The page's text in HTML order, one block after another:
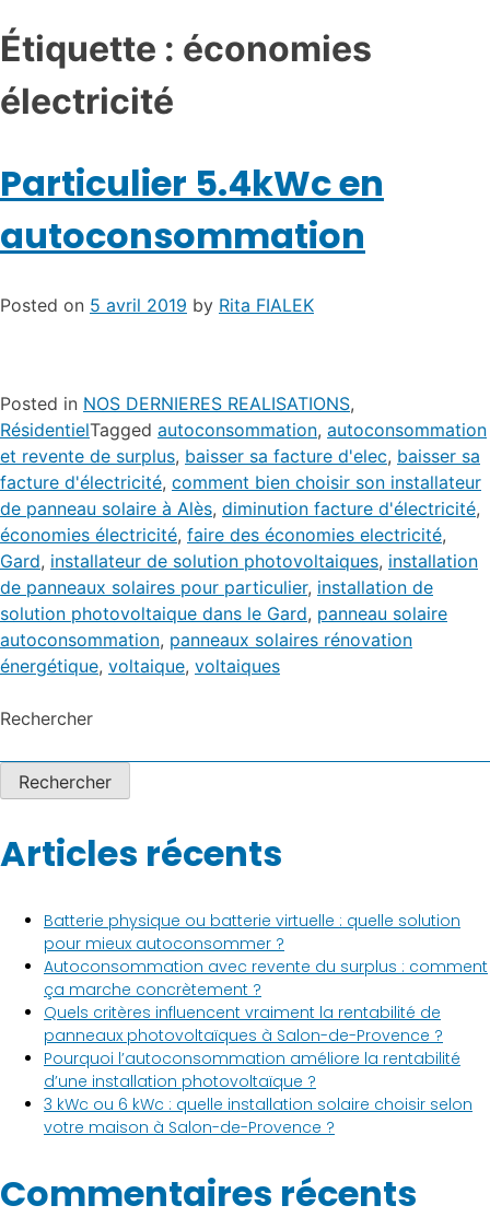
Étiquette : économies
électricité
Particulier 5.4kWc en
autoconsommation
Posted on 5 avril 2019 by Rita FIALEK
Posted in NOS DERNIERES REALISATIONS,
RésidentielTagged autoconsommation, autoconsommation
et revente de surplus, baisser sa facture d'elec, baisser sa
facture d'électricité, comment bien choisir son installateur
de panneau solaire à Alès, diminution facture d'électricité,
économies électricité, faire des économies electricité,
Gard, installateur de solution photovoltaiques, installation
de panneaux solaires pour particulier, installation de
solution photovoltaique dans le Gard, panneau solaire
autoconsommation, panneaux solaires rénovation
énergétique, voltaique, voltaiques
Rechercher
Rechercher
Articles récents
Batterie physique ou batterie virtuelle : quelle solution
pour mieux autoconsommer ?
Autoconsommation avec revente du surplus : comment
ça marche concrètement ?
Quels critères influencent vraiment la rentabilité de
panneaux photovoltaïques à Salon-de-Provence ?
Pourquoi l’autoconsommation améliore la rentabilité
d’une installation photovoltaïque ?
3 kWc ou 6 kWc : quelle installation solaire choisir selon
votre maison à Salon-de-Provence ?
Commentaires récents